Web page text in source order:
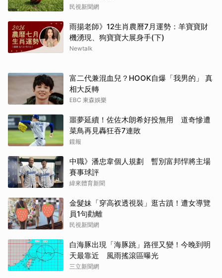
民視新聞網
雨揚老師》12生肖農曆7月運勢：羊寶寶財
機湧現、狗寶寶大展身手(下)
Newtalk
富二代兼混血兒？HOOK自爆「我男的」 真
相大反轉
EBC 東森娛樂
噩夢延續！佐佐木朗希好投無用 道奇慘遭
菜鳥再見轟狂吞7連敗
鏡報
中職》潘忠韋個人規劃 暫別富邦悍將主場
賽事球評
緯來體育新聞
金髮妹「穿高衩透視裝」逛古蹟！遭女導覽
員1句勸離
民視新聞網
白海豚出現「海豚跳」路徑又變！今晚到明
天最靠近 風雨搖滾區曝光
三立新聞網